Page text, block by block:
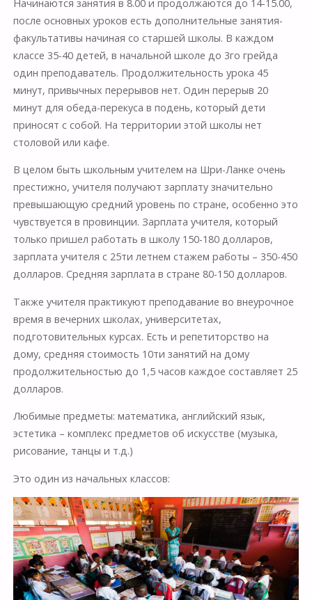
Начинаются занятия в 8.00 и продолжаются до 14-15.00,
после основных уроков есть дополнительные занятия-
факультативы начиная со старшей школы. В каждом
классе 35-40 детей, в начальной школе до 3го грейда
один преподаватель. Продолжительность урока 45
минут, привычных перерывов нет. Один перерыв 20
минут для обеда-перекуса в подень, который дети
приносят с собой. На территории этой школы нет
столовой или кафе.
В целом быть школьным учителем на Шри-Ланке очень
престижно, учителя получают зарплату значительно
превышающую средний уровень по стране, особенно это
чувствуется в провинции. Зарплата учителя, который
только пришел работать в школу 150-180 долларов,
зарплата учителя с 25ти летнем стажем работы – 350-450
долларов. Средняя зарплата в стране 80-150 долларов.
Также учителя практикуют преподавание во внеурочное
время в вечерних школах, университетах,
подготовительных курсах. Есть и репетиторство на
дому, средняя стоимость 10ти занятий на дому
продолжительностью до 1,5 часов каждое составляет 25
долларов.
Любимые предметы: математика, английский язык,
эстетика – комплекс предметов об искусстве (музыка,
рисование, танцы и т.д.)
Это один из начальных классов: